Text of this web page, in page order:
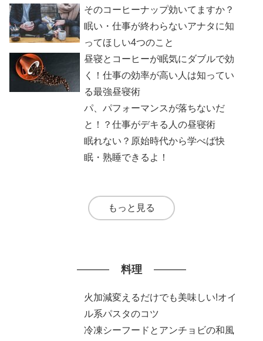
そのコーヒーナップ効いてますか？
眠い・仕事が終わらないアナタに知
ってほしい4つのこと
昼寝とコーヒーが眠気にダブルで効
く！仕事の効率が高い人は知ってい
る最強昼寝術
パ、パフォーマンスが落ちないだ
と！？仕事がデキる人の昼寝術
眠れない？原始時代から学べば快
眠・熟睡できるよ！
もっと見る
料理
火加減変えるだけでも美味しい!オイ
ル系パスタのコツ
冷凍シーフードとアンチョビの和風